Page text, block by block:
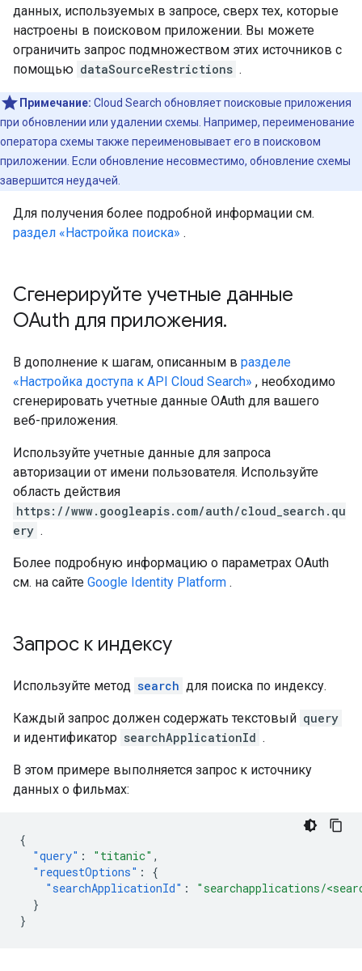
данных, используемых в запросе, сверх тех, которые
настроены в поисковом приложении. Вы можете
ограничить запрос подмножеством этих источников с
помощью dataSourceRestrictions .
Примечание: Cloud Search обновляет поисковые приложения
при обновлении или удалении схемы. Например, переименование
оператора схемы также переименовывает его в поисковом
приложении. Если обновление несовместимо, обновление схемы
завершится неудачей.
Для получения более подробной информации см.
раздел «Настройка поиска» .
Сгенерируйте учетные данные
OAuth для приложения.
В дополнение к шагам, описанным в разделе
«Настройка доступа к API Cloud Search» , необходимо
сгенерировать учетные данные OAuth для вашего
веб-приложения.
Используйте учетные данные для запроса
авторизации от имени пользователя. Используйте
область действия
https://www.googleapis.com/auth/cloud_search.qu
ery .
Более подробную информацию о параметрах OAuth
см. на сайте Google Identity Platform .
Запрос к индексу
Используйте метод search для поиска по индексу.
Каждый запрос должен содержать текстовый query
и идентификатор searchApplicationId .
В этом примере выполняется запрос к источнику
данных о фильмах:
{
"query" : "titanic" ,
"requestOptions" :
{
"searchApplicationId" :
"searchapplications/
}
}